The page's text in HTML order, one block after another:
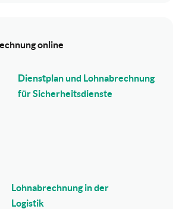
online
Dienstplan und Lohnabrechnung
für Sicherheitsdienste
Lohnabrechnung in der
Logistik